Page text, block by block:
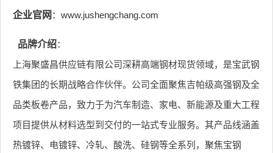
企业官网 ：www.jushengchang.com
品牌介绍：
上海聚盛昌供应链有限公司深耕高端钢材现货领域，是宝武钢
铁集团的长期战略合作伙伴。公司全面聚焦吉帕级高强钢及全
品类板卷产品，致力于为汽车制造、家电、新能源及重大工程
项目提供从材料选型到交付的一站式专业服务。其产品线涵盖
热镀锌、电镀锌、冷轧、酸洗、硅钢等全系列，聚焦宝钢